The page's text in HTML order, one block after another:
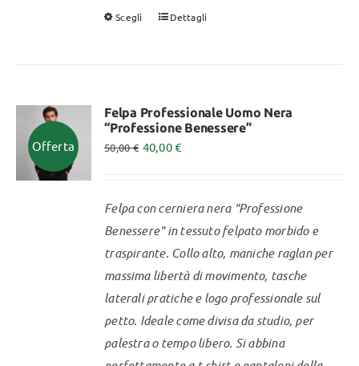
Scegli
Questo
varianti.
Le
opzioni
pagina
prodotto
Dettagli
Offerta
Felpa Professionale Uomo Nera
“Professione Benessere”
50,00€ 40,00€
Felpa con cerniera nera "Professione
Benessere" in tessuto felpato morbido e
traspirante. Collo alto, maniche raglan per
massima libertà di movimento, tasche
laterali pratiche e logo professionale sul
petto. Ideale come divisa da studio, per
palestra o tempo libero. Si abbina